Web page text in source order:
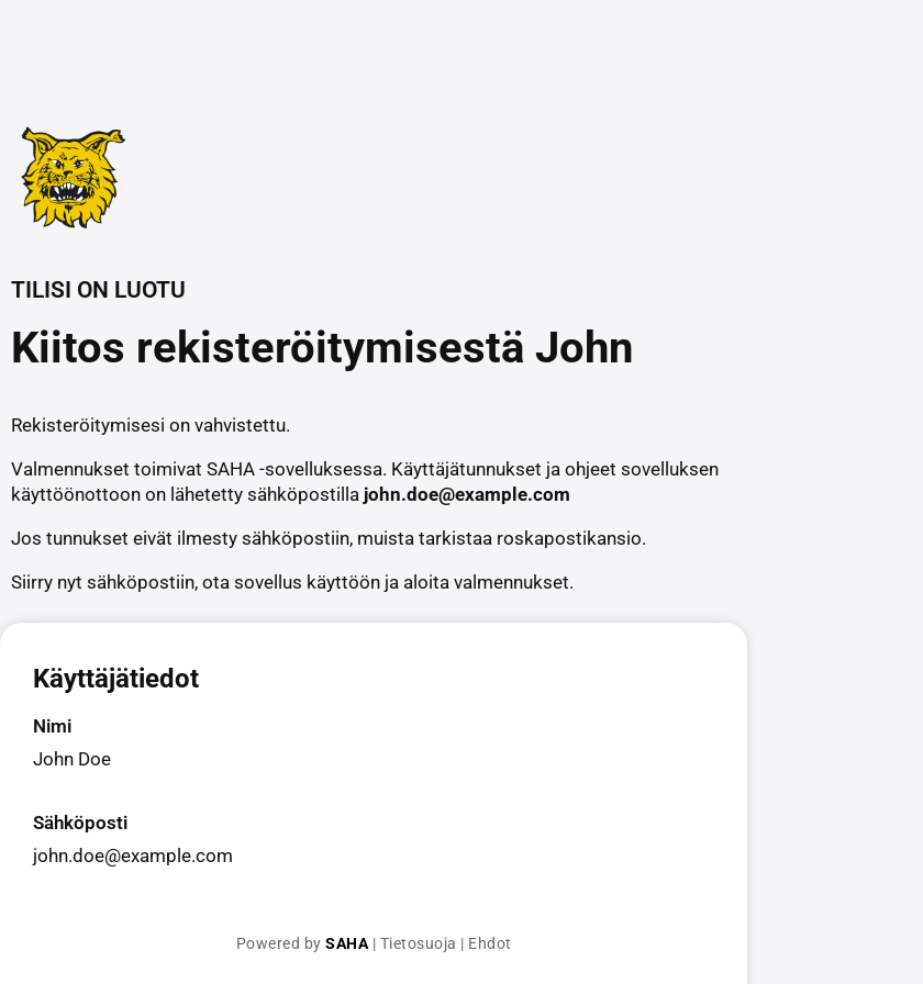
TILISI ON LUOTU
Kiitos rekisteröitymisestä John
Rekisteröitymisesi on vahvistettu.
Valmennukset toimivat SAHA -sovelluksessa. Käyttäjätunnukset ja ohjeet sovelluksen
käyttöönottoon on lähetetty sähköpostilla john.doe@example.com
Jos tunnukset eivät ilmesty sähköpostiin, muista tarkistaa roskapostikansio.
Siirry nyt sähköpostiin, ota sovellus käyttöön ja aloita valmennukset.
Käyttäjätiedot
Nimi
John Doe
Sähköposti
john.doe@example.com
Powered by SAHA | Tietosuoja | Ehdot